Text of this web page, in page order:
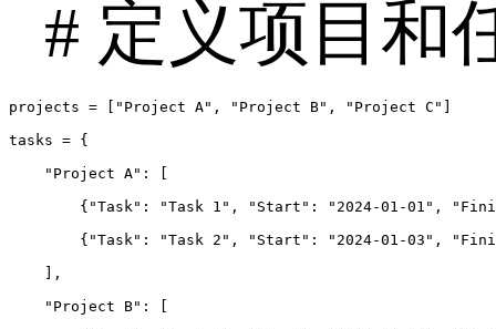
# 定义项目和
projects = ["Project A", "Project B", "Project C"]
tasks = {
    "Project A": [
{"Task": "Task 1", "Start": "2024-01-01",
{"Task": "Task 2", "Start": "2024-01-03",
    ],
    "Project B": [